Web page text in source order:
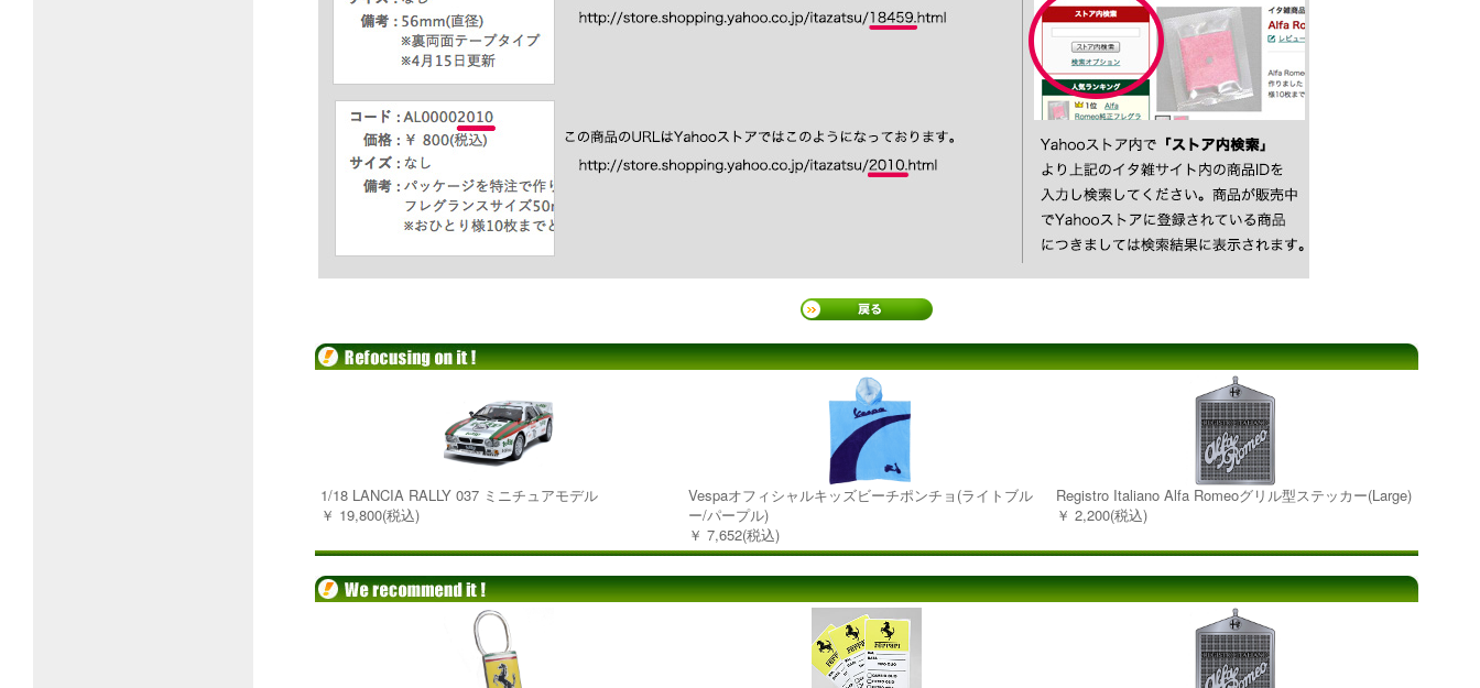
1/18 LANCIA RALLY 037 ミニチュアモデル
￥ 19,800(税込)
Vespaオフィシャルキッズビーチポンチョ(ライトブル
ー/パープル)
￥ 7,652(税込)
Registro Italiano Alfa Romeoグリル型ステッカー(Large)
￥ 2,200(税込)